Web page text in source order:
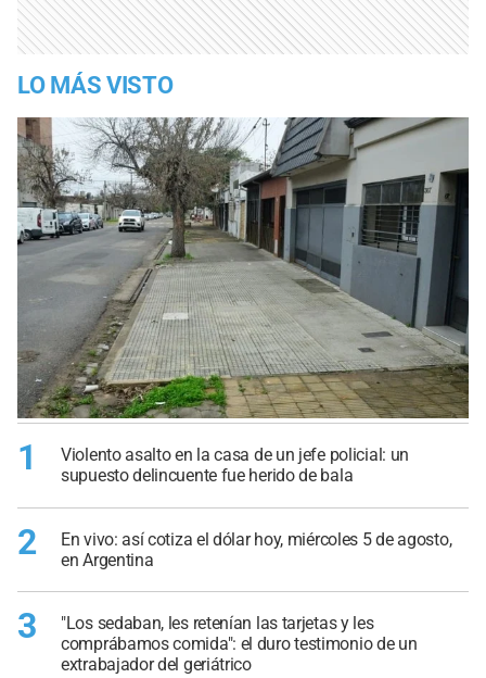
LO MÁS VISTO
1
Violento asalto en la casa de un jefe policial: un
supuesto delincuente fue herido de bala
2
En vivo: así cotiza el dólar hoy, miércoles 5 de agosto,
en Argentina
3
"Los sedaban, les retenían las tarjetas y les
comprábamos comida": el duro testimonio de un
extrabajador del geriátrico